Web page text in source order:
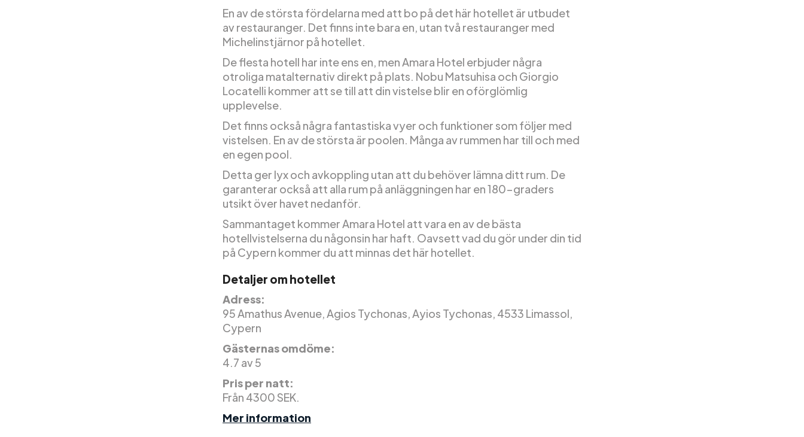
En av de största fördelarna med att bo på det här hotellet är utbudet
av restauranger. Det finns inte bara en, utan två restauranger med
Michelinstjärnor på hotellet.
De flesta hotell har inte ens en, men Amara Hotel erbjuder några
otroliga matalternativ direkt på plats. Nobu Matsuhisa och Giorgio
Locatelli kommer att se till att din vistelse blir en oförglömlig
upplevelse.
Det finns också några fantastiska vyer och funktioner som följer med
vistelsen. En av de största är poolen. Många av rummen har till och med
en egen pool.
Detta ger lyx och avkoppling utan att du behöver lämna ditt rum. De
garanterar också att alla rum på anläggningen har en 180-graders
utsikt över havet nedanför.
Sammantaget kommer Amara Hotel att vara en av de bästa
hotellvistelserna du någonsin har haft. Oavsett vad du gör under din tid
på Cypern kommer du att minnas det här hotellet.
Detaljer om hotellet
Adress:
95 Amathus Avenue, Agios Tychonas, Ayios Tychonas, 4533 Limassol,
Cypern
Gästernas omdöme:
4.7 av 5
Pris per natt:
Från 4300 SEK.
Mer information